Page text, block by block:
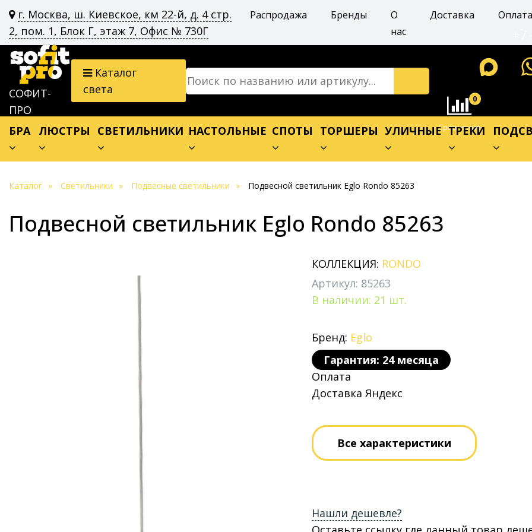
г. Москва, ш. Киевское, км 22-й, д. 4 стр.
2, пом. 1, Блок Г, этаж 7, Офис № 730Г
Распродажа Бренды
О
нас
Доставка Оплата
СОФИТ-
ПРО
Каталог
света
0
Сравнение
БРА ЛЮСТРЫ СВЕТИЛЬНИКИ НАСТОЛЬНЫЕ СПОТЫ ТОРШЕРЫ УЛИЧНЫЕ ТРЕКИ
Каталог Светильники Подвесные светильники Подвесной светильник Eglo Rondo 85263
Подвесной светильник Eglo Rondo 85263
КОЛЛЕКЦИЯ: RONDO
Артикул: 85263
В наличии: 21 шт.
Бренд: Eglo
Гарантия: 24 месяца
Оплата
Доставка Яндекс
Все характеристики
Нашли дешевле?